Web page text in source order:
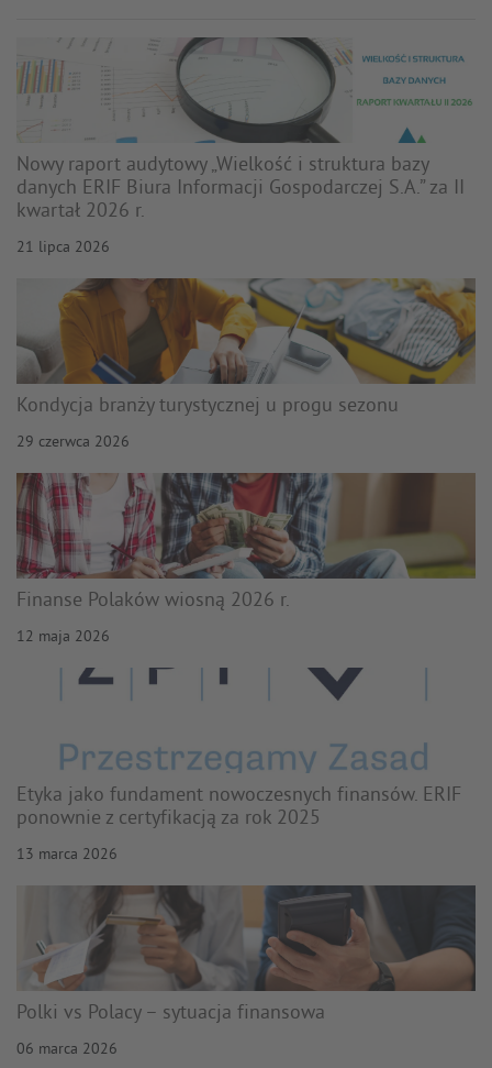
Nowy raport audytowy „Wielkość i struktura bazy
danych ERIF Biura Informacji Gospodarczej S.A.” za II
kwartał 2026 r.
21 lipca 2026
Kondycja branży turystycznej u progu sezonu
29 czerwca 2026
Finanse Polaków wiosną 2026 r.
12 maja 2026
Etyka jako fundament nowoczesnych finansów. ERIF
ponownie z certyfikacją za rok 2025
13 marca 2026
Polki vs Polacy – sytuacja finansowa
06 marca 2026